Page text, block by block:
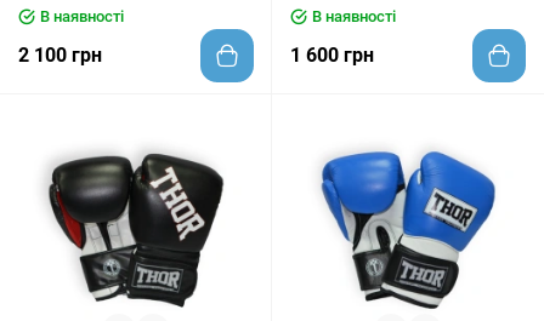
В наявності
2 100 грн
В наявності
1 600 грн